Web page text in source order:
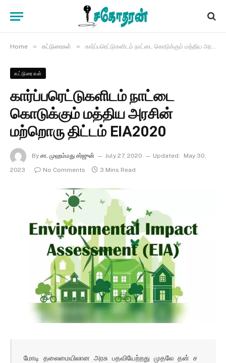
Home » கட்டுரைகள் » கார்ப்பரெட்டுகளிடம் நாட்டை கொடுக்கும் மத்திய அரசின் மற்றொரு திட்டம் EIA2020
கட்டுரைகள்
கார்ப்பரெட்டுகளிடம் நாட்டை
கொடுக்கும் மத்திய அரசின்
மற்றொரு திட்டம் EIA2020
By சா. முஹம்மது சர்ஜுன் July 27, 2020 Updated:
May 30,
2023
No Comments 3 Mins Read
மோடி தலைமையிலான அரசு பதவியேற்றது முதலே தன் ச